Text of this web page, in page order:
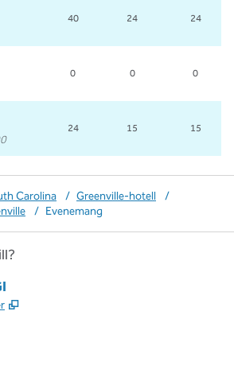
40 24 24
0 0 0
24 15 15
Carolina / Greenville-hotell
/
/ Evenemang
,